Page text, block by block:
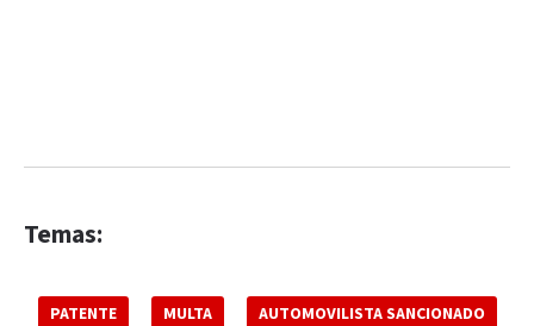
Temas:
PATENTE MULTA AUTOMOVILISTA SANCIONADO